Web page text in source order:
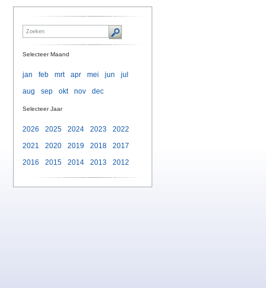
Selecteer Maand
jan feb mrt apr mei jun
jul
aug
sep okt nov dec
Selecteer Jaar
2026 2025 2024 2023
2022
2021
2020 2019 2018
2017
2016
2015 2014 2013 2012